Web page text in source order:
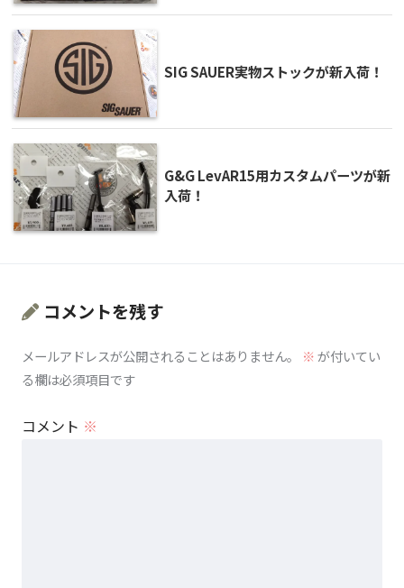
SIG SAUER実物ストックが新入荷！
G&G LevAR15用カスタムパーツが新
入荷！
コメントを残す
メールアドレスが公開されることはありません。 ※が付いてい
る欄は必須項目です
コメント ※